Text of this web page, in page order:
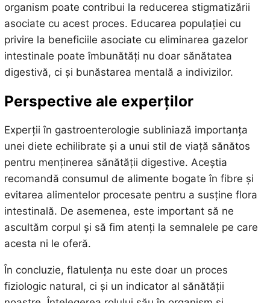
organism poate contribui la reducerea stigmatizării
asociate cu acest proces. Educarea populației cu
privire la beneficiile asociate cu eliminarea gazelor
intestinale poate îmbunătăți nu doar sănătatea
digestivă, ci și bunăstarea mentală a indivizilor.
Perspective ale experților
Experții în gastroenterologie subliniază importanța
unei diete echilibrate și a unui stil de viață sănătos
pentru menținerea sănătății digestive. Aceștia
recomandă consumul de alimente bogate în fibre și
evitarea alimentelor procesate pentru a susține flora
intestinală. De asemenea, este important să ne
ascultăm corpul și să fim atenți la semnalele pe care
acesta ni le oferă.
În concluzie, flatulența nu este doar un proces
fiziologic natural, ci și un indicator al sănătății